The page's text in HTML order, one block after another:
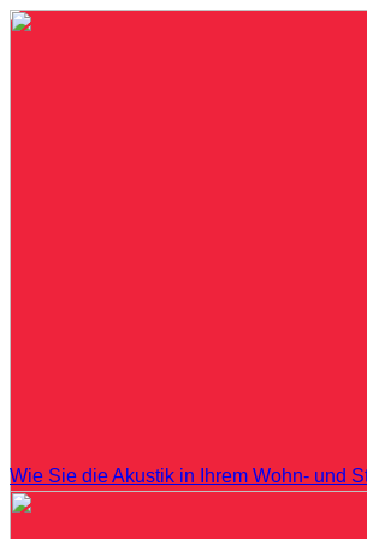
Wie Sie die Akustik in Ihrem Wohn- und